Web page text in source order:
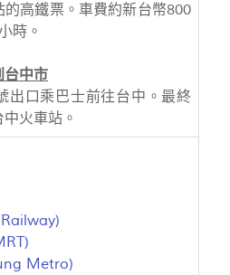
的高鐵票。車費約新台幣800
時。
台中市
出口乘巴士前往台中。最終
火車站。
Metro)